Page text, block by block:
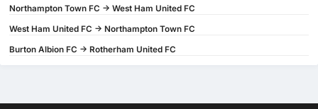
Northampton Town FC -> West Ham United FC
West Ham United FC -> Northampton Town FC
Burton Albion FC -> Rotherham United FC